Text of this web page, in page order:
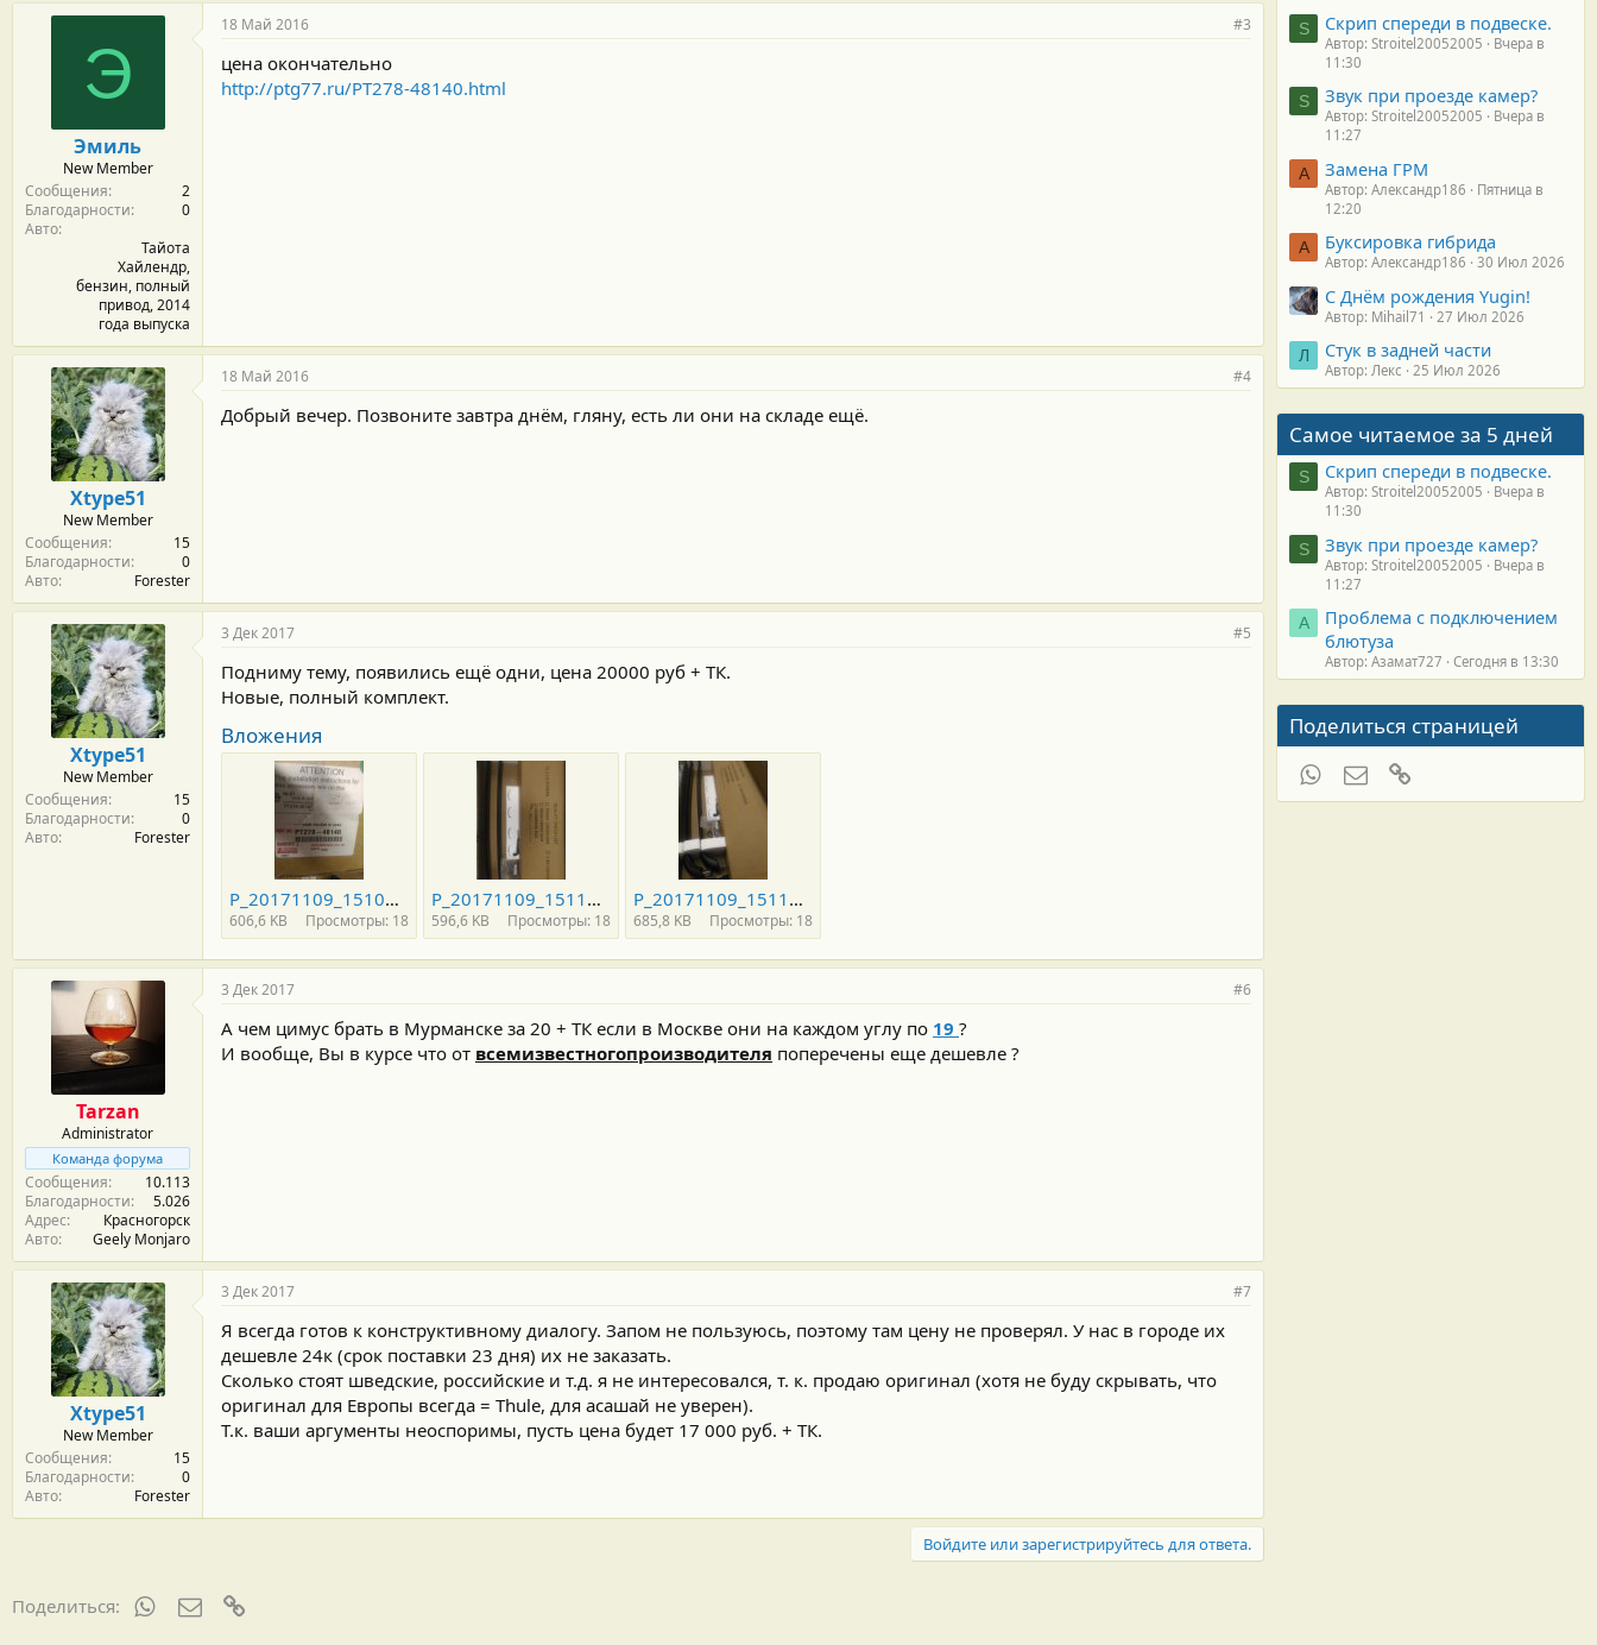
Э
Эмиль
New Member
Сообщения
2
Благодарности
0
Авто
Тайота
Хайлендр,
бензин, полный
привод, 2014
года выпуска
18 Май 2016 #3
цена окончательно
http://ptg77.ru/PT278-48140.html
Xtype51
New Member
Сообщения
15
Благодарности
0
Авто
Forester
18 Май 2016 #4
Добрый вечер. Позвоните завтра днём, гляну, есть ли они на складе ещё.
Xtype51
New Member
Сообщения
15
Благодарности
0
Авто
Forester
3 Дек 2017 #5
Подниму тему, появились ещё одни, цена 20000 руб + ТК.
Новые, полный комплект.
Вложения
P_20171109_151019.jpg
606,6 KB Просмотры: 18
P_20171109_151126.jpg
596,6 KB Просмотры: 18
P_20171109_151138.jpg
685,8 KB Просмотры: 18
Tarzan
Administrator
Команда форума
Сообщения
10.113
Благодарности
5.026
Адрес
Красногорск
Авто
Geely Monjaro
3 Дек 2017 #6
А чем цимус брать в Мурманске за 20 + ТК если в Москве они на каждом углу по 19 ?
И вообще, Вы в курсе что от всемизвестногопроизводителя поперечены еще дешевле ?
Xtype51
New Member
Сообщения
15
Благодарности
0
Авто
Forester
3 Дек 2017 #7
Я всегда готов к конструктивному диалогу. Запом не пользуюсь, поэтому там цену не проверял. У нас в городе их
дешевле 24к (срок поставки 23 дня) их не заказать.
Сколько стоят шведские, российские и т.д. я не интересовался, т. к. продаю оригинал (хотя не буду скрывать, что
оригинал для Европы всегда = Thule, для асашай не уверен).
Т.к. ваши аргументы неоспоримы, пусть цена будет 17 000 руб. + ТК.
Войдите или зарегистрируйтесь для ответа.
Поделиться: WhatsAppЭлектронная почта
S Скрип спереди в подвеске.
Автор: Stroitel20052005
Вчера в
11:30
S Звук при проезде камер?
Автор: Stroitel20052005
Вчера в
11:27
А Замена ГРМ
Автор: Александр186
Пятница в
12:20
А Буксировка гибрида
Автор: Александр186 30 Июл 2026
С Днём рождения Yugin!
Автор: Mihail71 27 Июл 2026
Л Стук в задней части
Автор: Лекс 25 Июл 2026
Самое читаемое за 5 дней
S Скрип спереди в подвеске.
Автор: Stroitel20052005
Вчера в
11:30
S Звук при проезде камер?
Автор: Stroitel20052005
Вчера в
11:27
А
Проблема с подключением
блютуза
Автор: Азамат727 Сегодня в 13:30
Поделиться страницей
WhatsAppЭлектронная почта